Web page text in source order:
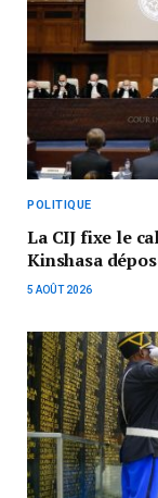
POLITIQUE
La CIJ fixe le
Kinshasa
5 AOÛT 2026